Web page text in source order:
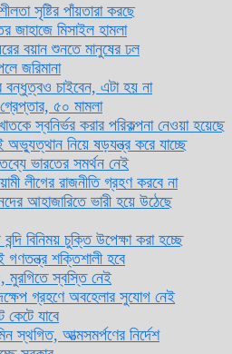
সৃষ্টির পাঁয়তারা করছে
জাহাজে মিসাইল হামলা
বয়ান শুনতে মানুষের ঢল
জরিমানা
বন্ধুত্বও চাইবেন, এটা হয় না
৫০ মামলা
স্বনির্ভর করার পরিকল্পনা নেওয়া হয়েছে
নিয়ে ষড়যন্ত্র করে যাচ্ছে
ভারতের সমর্থন নেই
লীগের রাজনীতি গ্রহণ করবে না
আহাজারিতে ভারী হয়ে উঠেছে
বিনিময় চুক্তি উপেক্ষা করা হচ্ছে
শক্তিশালী হবে
মুরগিতে স্বস্তি নেই
গ্রহণে অবহেলার সুযোগ নেই
যাবে
স্থগিত, আত্মসমর্পণের নির্দেশ